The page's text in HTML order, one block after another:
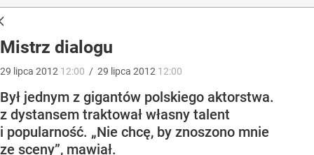
Mistrz dialogu
29 lipca 2012 12:00 / 29 lipca 2012 12:00
Był jednym z gigantów polskiego aktorstwa.
z dystansem traktował własny talent
i popularność. „Nie chcę, by znoszono mnie
ze sceny”, mawiał.